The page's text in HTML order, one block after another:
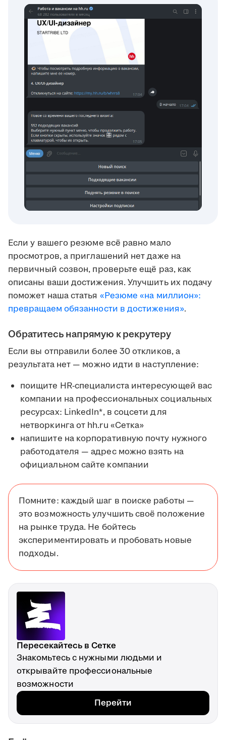
Если у вашего резюме всё равно мало
просмотров, а приглашений нет даже на
первичный созвон, проверьте ещё раз, как
описаны ваши достижения. Улучшить их подачу
поможет наша статья «Резюме «на миллион»:
превращаем обязанности в достижения».
Обратитесь напрямую к рекрутеру
Если вы отправили более 30 откликов, а
результата нет — можно идти в наступление:
поищите HR-специалиста интересующей вас
компании на профессиональных социальных
ресурсах: LinkedIn*, в соцсети для
нетворкинга от hh.ru «Сетка»
напишите на корпоративную почту нужного
работодателя — адрес можно взять на
официальном сайте компании
Помните: каждый шаг в поиске работы —
это возможность улучшить своё положение
на рынке труда. Не бойтесь
экспериментировать и пробовать новые
подходы.
Пересекайтесь в Сетке
Знакомьтесь с нужными людьми и
открывайте профессиональные
возможности
Перейти